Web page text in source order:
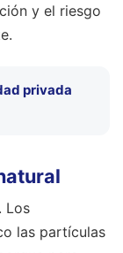
y el riesgo
privada
Los
las partículas